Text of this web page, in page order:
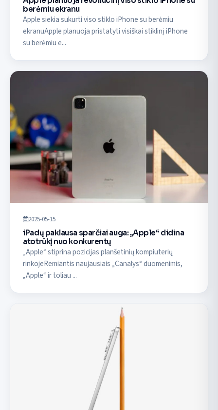
berėmiu ekranu
Apple siekia sukurti viso stiklo iPhone su berėmiu
ekranuApple planuoja pristatyti visiškai stiklinį iPhone
su berėmiu e...
2025-05-15
iPadų paklausa sparčiai auga: „Apple“ didina
atotrūkį nuo konkurentų
„Apple“ stiprina pozicijas planšetinių kompiuterių
rinkojeRemiantis naujausiais „Canalys“ duomenimis,
„Apple“ ir toliau ...